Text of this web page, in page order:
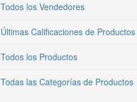
Todos los Vendedores
Últimas Calificaciones de Productos
Todos los Productos
Todas las Categorías de Productos